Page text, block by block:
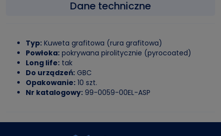
Dane techniczne
Typ: Kuweta grafitowa (rura grafitowa)
Powłoka: pokrywana pirolitycznie (pyrocoated)
Long life: tak
Do urządzeń: GBC
Opakowanie: 10 szt.
Nr katalogowy: 99-0059-00EL-ASP